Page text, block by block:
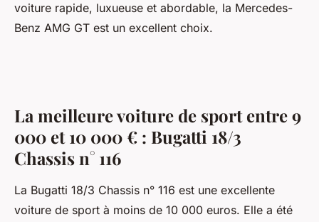
voiture rapide, luxueuse et abordable, la Mercedes-
Benz AMG GT est un excellent choix.
La meilleure voiture de sport entre 9
000 et 10 000 € : Bugatti 18/3
Chassis n° 116
La Bugatti 18/3 Chassis n° 116 est une excellente
voiture de sport à moins de 10 000 euros. Elle a été